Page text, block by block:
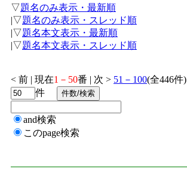
▽題名のみ表示・最新順
|▽題名のみ表示・スレッド順
|▽題名本文表示・最新順
|▽題名本文表示・スレッド順
< 前 | 現在1－50番 | 次 > 51－100(全446件)
件
and検索
このpage検索